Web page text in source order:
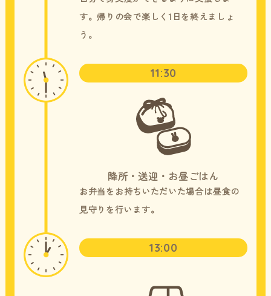
す。帰りの会で楽しく1日を終えましょ
う。
11:30
降所・送迎・お昼ごはん
お弁当をお持ちいただいた場合は昼食の
見守りを行います。
13:00